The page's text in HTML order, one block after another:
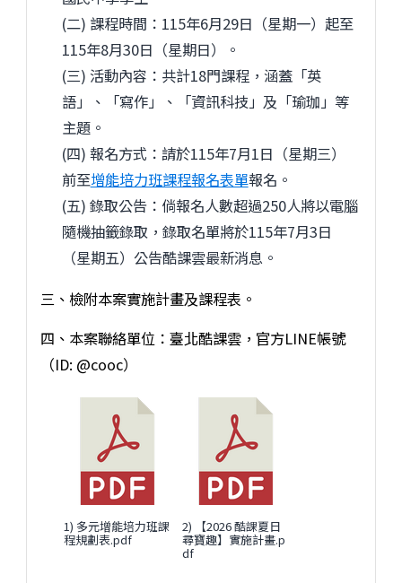
(二) 課程時間：115年6月29日（星期一）起至
115年8月30日（星期日）。
(三) 活動內容：共計18門課程，涵蓋「英
語」、「寫作」、「資訊科技」及「瑜珈」等
主題。
(四) 報名方式：請於115年7月1日（星期三）
前至增能培力班課程報名表單報名。
(五) 錄取公告：倘報名人數超過250人將以電腦
隨機抽籤錄取，錄取名單將於115年7月3日
（星期五）公告酷課雲最新消息。
三、檢附本案實施計畫及課程表。
四、本案聯絡單位：臺北酷課雲，官方LINE帳號
（ID: @cooc）
1) 多元增能培力班課
程規劃表.pdf
2) 【2026 酷課夏日
尋寶趣】實施計畫.p
df